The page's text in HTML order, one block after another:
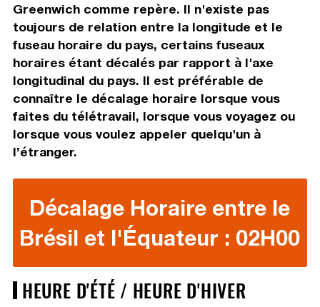
Greenwich comme repère. Il n'existe pas
toujours de relation entre la longitude et le
fuseau horaire du pays, certains fuseaux
horaires étant décalés par rapport à l'axe
longitudinal du pays. Il est préférable de
connaître le décalage horaire lorsque vous
faites du télétravail, lorsque vous voyagez ou
lorsque vous voulez appeler quelqu'un à
l’étranger.
Décalage Horaire entre le
Brésil et l'Équateur : 02H00
HEURE D'ÉTÉ / HEURE D'HIVER